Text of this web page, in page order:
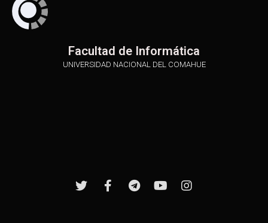
Facultad de Informática
UNIVERSIDAD NACIONAL DEL COMAHUE